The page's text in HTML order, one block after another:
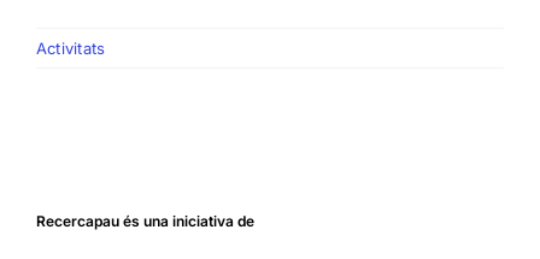
Activitats
Recercapau és una iniciativa de